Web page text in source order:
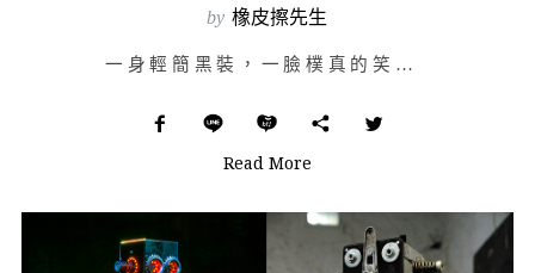
by 橡皮擦先生
一身輕簡黑裝，一臉樸真的笑容，這是 巴黎藝術家 Bruno Lefèvre-Brauer（又名 +B…
Read More